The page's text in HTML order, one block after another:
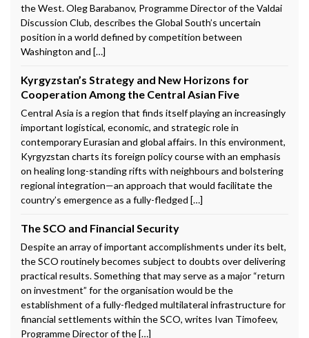
the West. Oleg Barabanov, Programme Director of the Valdai
Discussion Club, describes the Global South’s uncertain
position in a world defined by competition between
Washington and […]
Kyrgyzstan’s Strategy and New Horizons for
Cooperation Among the Central Asian Five
Central Asia is a region that finds itself playing an increasingly
important logistical, economic, and strategic role in
contemporary Eurasian and global affairs. In this environment,
Kyrgyzstan charts its foreign policy course with an emphasis
on healing long-standing rifts with neighbours and bolstering
regional integration—an approach that would facilitate the
country’s emergence as a fully-fledged […]
The SCO and Financial Security
Despite an array of important accomplishments under its belt,
the SCO routinely becomes subject to doubts over delivering
practical results. Something that may serve as a major “return
on investment” for the organisation would be the
establishment of a fully-fledged multilateral infrastructure for
financial settlements within the SCO, writes Ivan Timofeev,
Programme Director of the […]